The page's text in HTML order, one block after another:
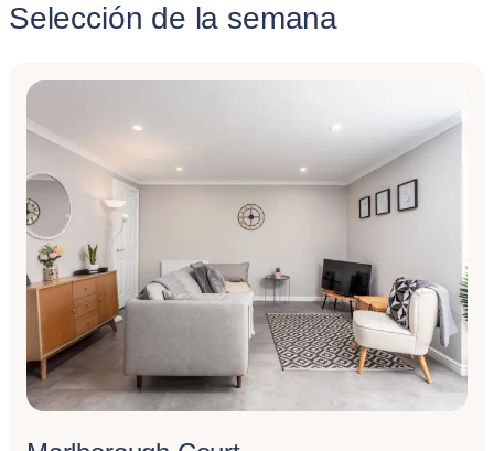
Selección de la semana